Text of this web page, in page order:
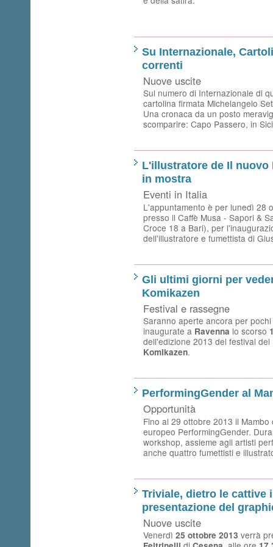
Su Internazionale,
correnti
Nuove uscite
Sul numero di Internazionale di
cartolina firmata Michelangelo
Una cronaca da un posto
scomparire: Capo Passero, in
L'illustratore de Il nuovo
in mostra
Eventi in Italia
L'appuntamento è per lunedì 28
presso il Caffè Musa - Sapori &
Croce 18 a Bari), per
dell'illustratore e fumettista di
Gli ultimi giorni per
Komikazen
Festival e rassegne
Saranno aperte ancora per
inaugurate a Ravenna lo scorso
dell'edizione 2013 del festival del
Komikazen.
PerformingGender al
Opportunità
Fino al 29 ottobre 2013 il
europeo PerformingGender.
workshop, assieme agli artisti
anche quattro fumettisti e
Triviale, dietro le cattive
presentazione del
Nuove uscite
Venerdì 25 ottobre 2013 verrà